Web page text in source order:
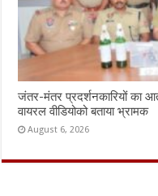
जंतर-मंतर प्रदर्शनकारियों का
वायरल वीडियोको बताया भ्रामक
August 6, 2026